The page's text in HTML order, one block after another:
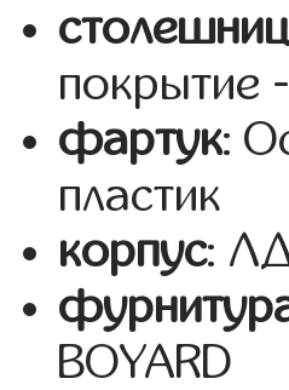
покрытие
фартук:
пластик
корпус:
BOYARD